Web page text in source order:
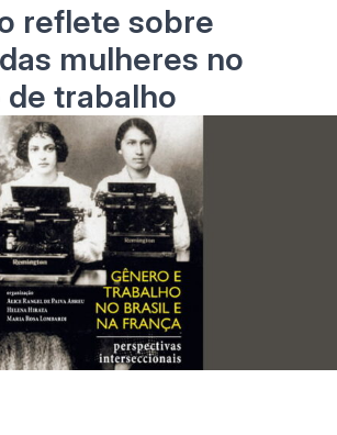
reflete sobre
mulheres no
trabalho